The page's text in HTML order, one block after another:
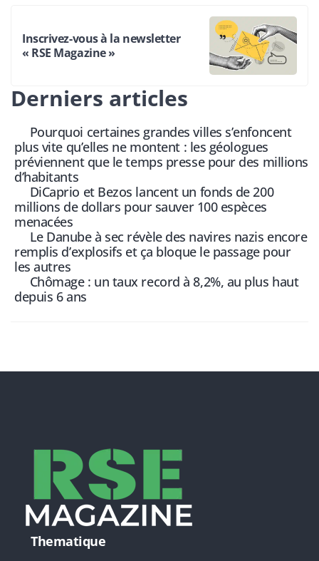
Inscrivez-vous à la newsletter
« RSE Magazine »
Derniers articles
Pourquoi certaines grandes villes s’enfoncent
plus vite qu’elles ne montent : les géologues
préviennent que le temps presse pour des millions
d’habitants
DiCaprio et Bezos lancent un fonds de 200
millions de dollars pour sauver 100 espèces
menacées
Le Danube à sec révèle des navires nazis encore
remplis d’explosifs et ça bloque le passage pour
les autres
Chômage : un taux record à 8,2%, au plus haut
depuis 6 ans
Thematique